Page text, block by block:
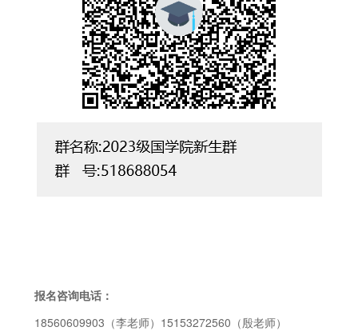
报名咨询电话：
18560609903（李老师）15153272560（殷老师）